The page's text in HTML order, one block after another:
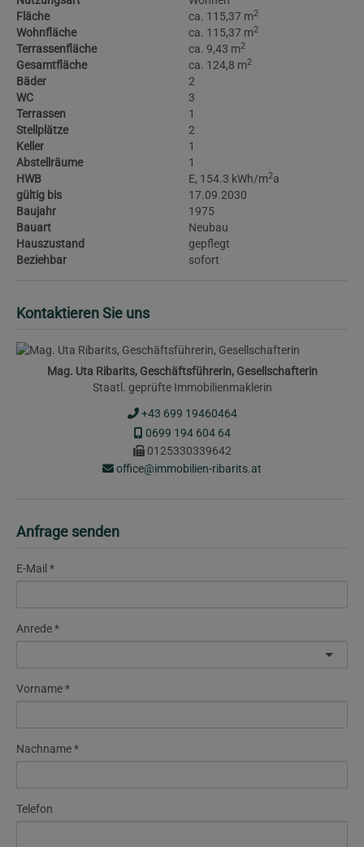
Fläche
ca. 115,37 m2
Wohnfläche ca. 115,37 m2
Terrassenfläche ca. 9,43 m2
Gesamtfläche ca. 124,8 m2
Bäder
2
WC
3
Terrassen
1
Stellplätze
2
Keller
1
Abstellräume
1
HWB
E, 154.3 kWh/m2a
gültig bis
17.09.2030
Baujahr
1975
Bauart
Neubau
Hauszustand
gepflegt
Beziehbar
sofort
Kontaktieren Sie uns
Mag. Uta Ribarits, Geschäftsführerin, Gesellschafterin
Staatl. geprüfte Immobilienmaklerin
+43 699 19460464
0699 194 604 64
0125330339642
office@immobilien-ribarits.at
Anfrage senden
E-Mail
Anrede
Vorname
Nachname
Telefon